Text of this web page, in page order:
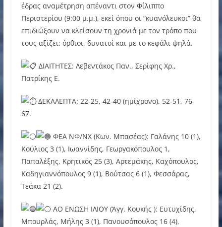
έδρας αναμέτρηση απέναντι στον Φίλιππο
Περιστερίου (9:00 μ.μ.), εκεί όπου οι “κυανόλευκοι” θα
επιδιώξουν να κλείσουν τη χρονιά με τον τρόπο που
τους αξίζει: όρθιοι, δυνατοί και με το κεφάλι ψηλά.
ΔΙΑΙΤΗΤΕΣ: Λεβεντάκος Παν., Σερίφης Χρ.,
Πατρίκης Ε.
ΔΕΚΑΛΕΠΤΑ: 22-25, 42-40 (ημίχρονο), 52-51, 76-
67.
ΦΕΑ ΝΦ/ΝΧ (Κων. Μπασέας): Γαλάνης 10 (1),
Κούλιος 3 (1), Ιωαννίδης, Γεωργακόπουλος 1,
Παπαλέξης, Κρητικός 25 (3), Αρτεμάκης, Καχόπουλος,
Καδηγιαννόπουλος 9 (1), Βούτσας 6 (1), Φεσσάρας,
Τεάκα 21 (2).
ΑΟ ΕΝΩΣΗ ΙΛΙΟΥ (Άγγ. Κουκής ): Ευτυχίδης,
Μπουρλάς, Μήλης 3 (1), Πανουσόπουλος 16 (4),